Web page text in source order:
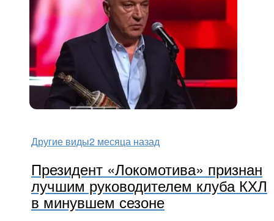
Другие виды2 месяца назад
Президент «Локомотива» признан
лучшим руководителем клуба КХЛ
в минувшем сезоне